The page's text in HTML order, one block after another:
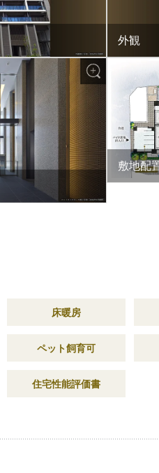
外観
敷地配
床暖房
ペット飼育可
住宅性能評価書